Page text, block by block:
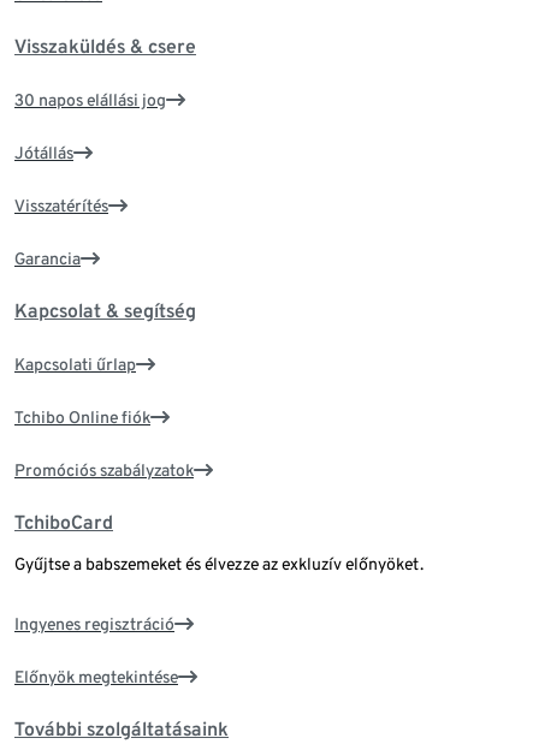
Visszaküldés & csere
30 napos elállási jog
Jótállás
Visszatérítés
Garancia
Kapcsolat & segítség
Kapcsolati űrlap
Tchibo Online fiók
Promóciós szabályzatok
TchiboCard
Gyűjtse a babszemeket és élvezze az exkluzív előnyöket.
Ingyenes regisztráció
Előnyök megtekintése
További szolgáltatásaink